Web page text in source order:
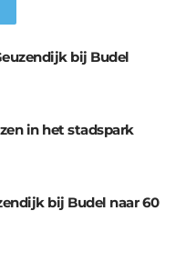
bij Budel
in het stadspark
bij Budel naar 60